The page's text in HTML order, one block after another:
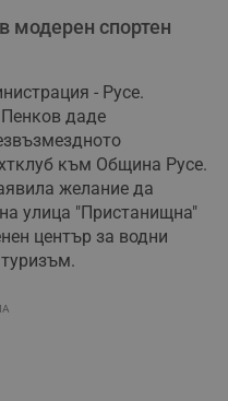
модерен спортен
- Русе.
даде
към Община Русе.
желание да
улица "Пристанищна"
център за водни